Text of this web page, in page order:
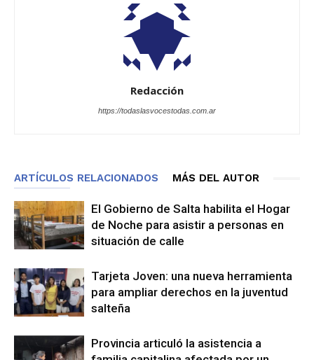
Redacción
https://todaslasvocestodas.com.ar
ARTÍCULOS RELACIONADOS MÁS DEL AUTOR
El Gobierno de Salta habilita el Hogar
de Noche para asistir a personas en
situación de calle
Tarjeta Joven: una nueva herramienta
para ampliar derechos en la juventud
salteña
Provincia articuló la asistencia a